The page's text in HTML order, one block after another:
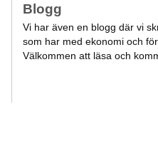
Blogg
Vi har även en blogg där vi
som har med ekonomi och
Välkommen att läsa och